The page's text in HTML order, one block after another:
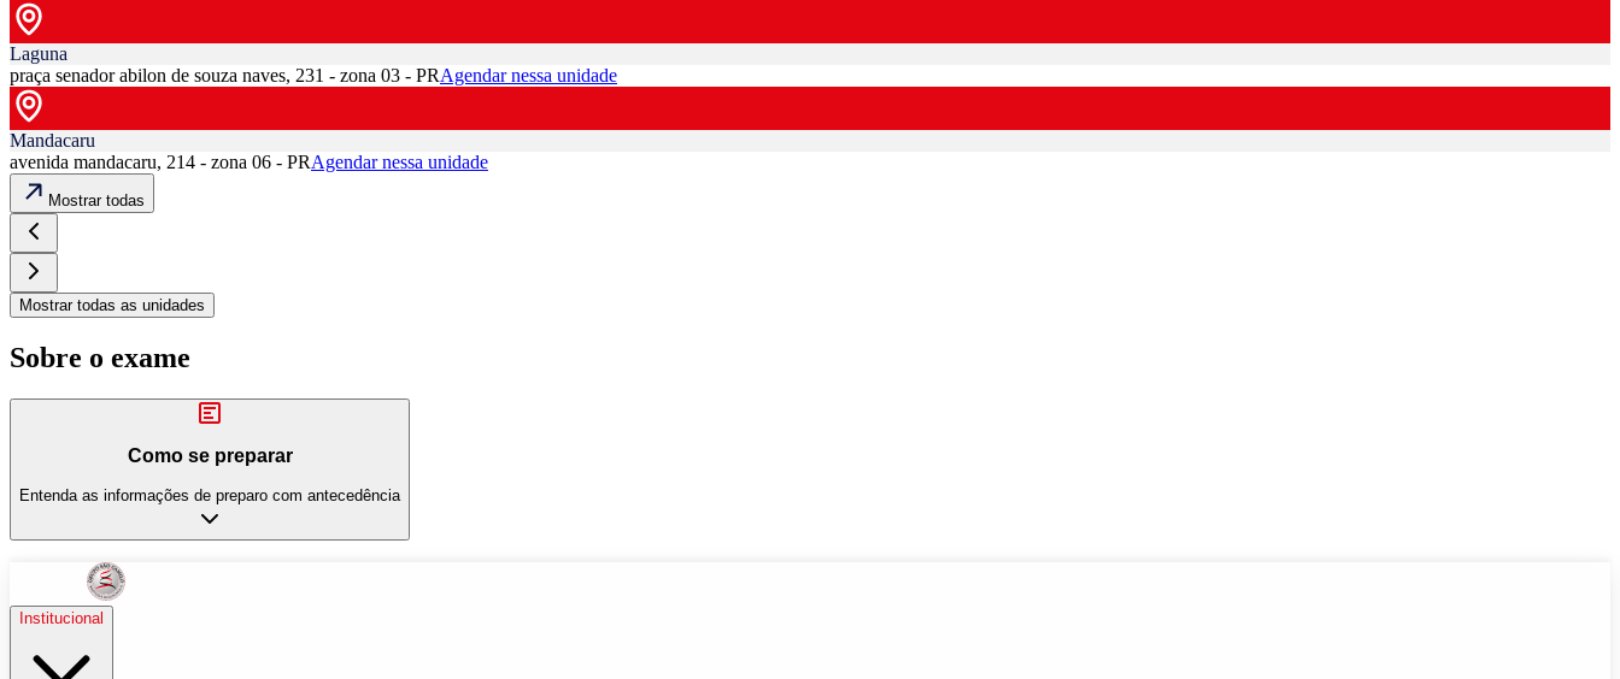
Laguna
praça senador abilon de souza naves, 231 - zona 03 - PRAgendar nessa unidade
Mandacaru
avenida mandacaru, 214 - zona 06 - PRAgendar nessa unidade
Mostrar todas
Mostrar todas as unidades
Sobre o exame
Como se preparar
Entenda as informações de preparo com antecedência
Institucional